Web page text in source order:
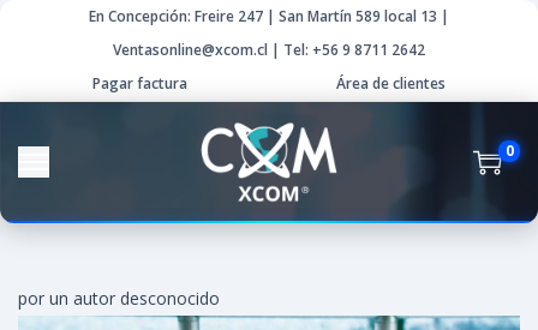
En Concepción: Freire 247 | San Martín 589 local 13 |
Ventasonline@xcom.cl | Tel: +56 9 8711 2642
Pagar factura
Área de clientes
0
por un autor desconocido